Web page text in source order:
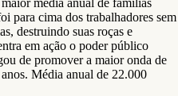
média anual de famílias
para cima dos trabalhadores sem
destruindo suas roças e
em ação o poder público
de promover a maior onda de
Média anual de 22.000